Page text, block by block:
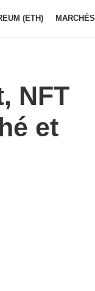
(ETH) MARCHÉS
NFT
et